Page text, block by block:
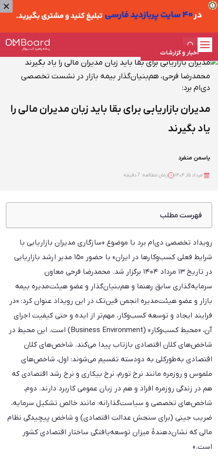
اخبار و گزارشات
محمدرضا فرحی، هم‌بنیان‌گذار بیمه بازار در نشست تخصصی
دی‌ام برد:
مدیران بازاریابی برای بقا باید زبان مدیران مالی را
یاد بگیرند
یاسمن منفرد
مرداد ۱۵, ۱۴۰۴ زمان مطالعه: 7 دقیقه
فهرست مطلب
تورم در ایران منجر به دفرمه شدن اقتصاد شده است
اقتصاد ایران یکی از سینوسی‌ترین الگوهای عملکردی را دارد
مارکترها به‌مرور زبان CEOها و CFOها را یاد گرفته‌اند
بازاریابی ناچار است با زبان مالی سخن بگوید
۷۷ درصد از CMOها در سطح جهانی، اثبات ROI را چالش
اصلی خود می‌دانند
راه‌حل نهایی چیست؟
رویداد تخصصی دی‌ام برد با موضوع «سازگاری مدیران بازاریابی با
شرایط فعلی کسب‌وکارها در ایران» با حضور ۱۵۰ مدیر ارشد بازاریابی
در تاریخ ۱۳ مرداد ۱۴۰۴ برگزار شد. محمدرضا فرحی معاون
سرمایه‌گذاری سابق رهنما و هم‌بنیان‌گذار و عضو هیئت‌مدیره بیمه
بازار و عضو هیئت‌مدیره انجمن فین‌تک در این رویداد عنوان کرد: «در
فرایند ایجاد و توسعه کسب‌وکار، مهم‌تر از ایده و حتی کیفیت اجرای
آن، «محیط کسب‌وکار» (Business Environment) است. این محیط در
شاخص‌های کلان اقتصادی بازتاب پیدا می‌کند. شاخص‌های کلان
اقتصادی به‌طورکلی به دودسته تقسیم می‌شوند: اول، شاخص‌های
ملموس و روزمره مانند نرخ تورم، نرخ بیکاری و نرخ رشد اقتصادی که
هم در زندگی روزمره افراد و هم در زبان عمومی کاربرد دارند. دوم،
شاخص‌های تخصصی و سیاست‌گذارانه: مانند خالص تشکیل سرمایه،
ضریب جینی (برای سنجش عدالت اقتصادی) و شاخص پیچیدگی نظام
مالی که نشان‌دهندهٔ میزان توسعه‌یافتگی ساختار اقتصادی کشور
است.»